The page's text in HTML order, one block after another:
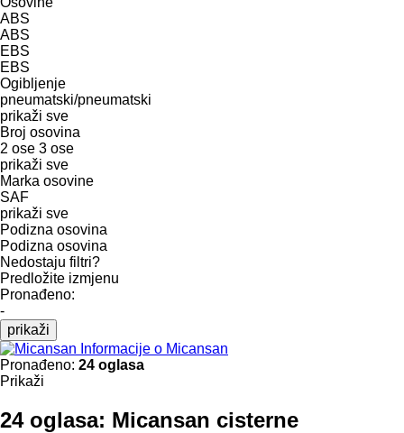
ABS
ABS
EBS
EBS
Ogibljenje
pneumatski/pneumatski
prikaži sve
Broj osovina
2 ose 3 ose
prikaži sve
Marka osovine
SAF
prikaži sve
Podizna osovina
Podizna osovina
Nedostaju filtri?
Predložite izmjenu
Pronađeno:
-
prikaži
Informacije o Micansan
Pronađeno: 24 oglasa
Prikaži
24 oglasa: Micansan cisterne